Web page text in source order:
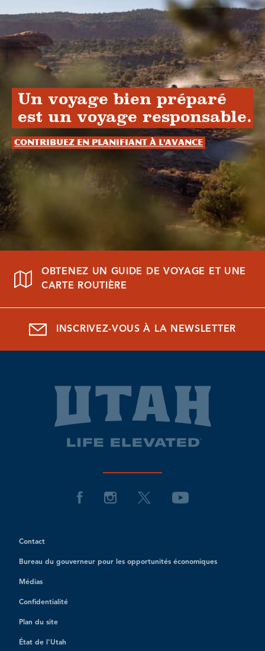
Un voyage bien préparé
est un voyage responsable.
Contribuez en planifiant à l'avance
OBTENEZ UN GUIDE DE VOYAGE ET UNE
CARTE ROUTIÈRE
INSCRIVEZ-VOUS À LA NEWSLETTER
Contact
Bureau du gouverneur pour les opportunités économiques
Médias
Confidentialité
Plan du site
État de l'Utah